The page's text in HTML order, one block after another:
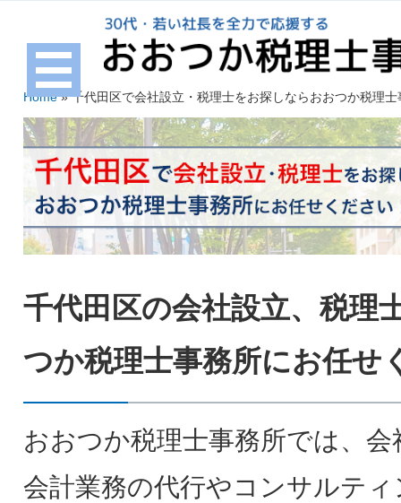
Home»千代田区で会社設立・税理士をお探しならおおつか税理士
千代田区の会社設立、税理
つか税理士事務所にお任せ
おおつか税理士事務所では、会
会計業務の代行やコンサルテ